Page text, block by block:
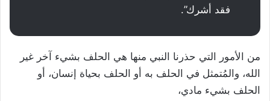
فقد أشرك”.
من الأمور التي حذرنا النبي منها هي الحلف بشيء آخر غير
الله، والمُتمثل في الحلف به أو الحلف بحياة إنسان، أو
الحلف بشيء مادي،